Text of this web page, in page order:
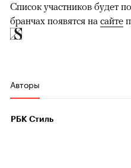
Список участников будет
бранчах появятся на сайте
Авторы
РБК Стиль